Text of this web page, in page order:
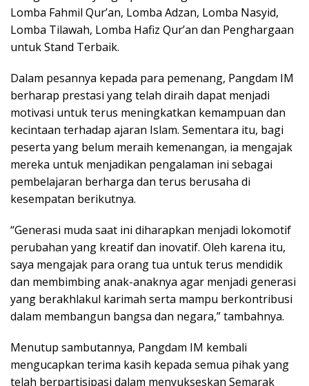
Lomba Fahmil Qur’an, Lomba Adzan, Lomba Nasyid,
Lomba Tilawah, Lomba Hafiz Qur’an dan Penghargaan
untuk Stand Terbaik.
Dalam pesannya kepada para pemenang, Pangdam IM
berharap prestasi yang telah diraih dapat menjadi
motivasi untuk terus meningkatkan kemampuan dan
kecintaan terhadap ajaran Islam. Sementara itu, bagi
peserta yang belum meraih kemenangan, ia mengajak
mereka untuk menjadikan pengalaman ini sebagai
pembelajaran berharga dan terus berusaha di
kesempatan berikutnya.
“Generasi muda saat ini diharapkan menjadi lokomotif
perubahan yang kreatif dan inovatif. Oleh karena itu,
saya mengajak para orang tua untuk terus mendidik
dan membimbing anak-anaknya agar menjadi generasi
yang berakhlakul karimah serta mampu berkontribusi
dalam membangun bangsa dan negara,” tambahnya.
Menutup sambutannya, Pangdam IM kembali
mengucapkan terima kasih kepada semua pihak yang
telah berpartisipasi dalam menyukseskan Semarak